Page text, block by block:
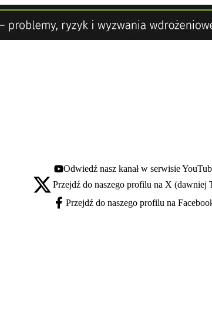
Youtube - otwiera się w nowej karcie
Odwiedź nasz kanał w serwisie
X - otwiera się w nowej karcie
Przejdź do naszego profilu na X (dawniej
Facebook - otwiera się w nowej karcie
Przejdź do naszego profilu na